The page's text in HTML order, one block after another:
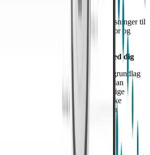
for behandling
vi behandler dine personoplysninger til
angivet i tabellen i afsnit 2 ovenfor og
oplysninger i dette afsnit.
af opfyldelse af kontrakten med dig
dine personoplysninger på grundlag
med dig, betyder det, at en sådan
for opfyldelsen af vores kontraktlige
I disse tilfælde er dit samtykke ikke
dine personoplysninger, da
for at give dig de tjenester eller
om.
af vores legitime interesser